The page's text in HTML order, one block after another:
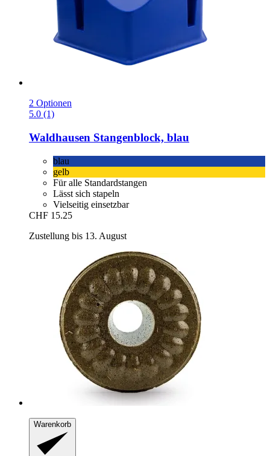
2 Optionen
5.0 (1)
Waldhausen Stangenblock, blau
blau
gelb
Für alle Standardstangen
Lässt sich stapeln
Vielseitig einsetzbar
CHF 15.25
Zustellung bis 13. August
Warenkorb